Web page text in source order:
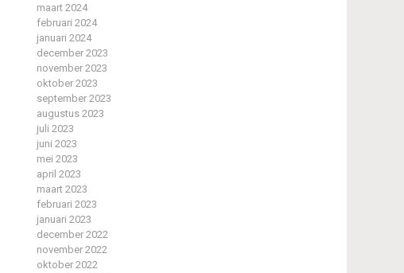
maart 2024
februari 2024
januari 2024
december 2023
november 2023
oktober 2023
september 2023
augustus 2023
juli 2023
juni 2023
mei 2023
april 2023
maart 2023
februari 2023
januari 2023
december 2022
november 2022
oktober 2022